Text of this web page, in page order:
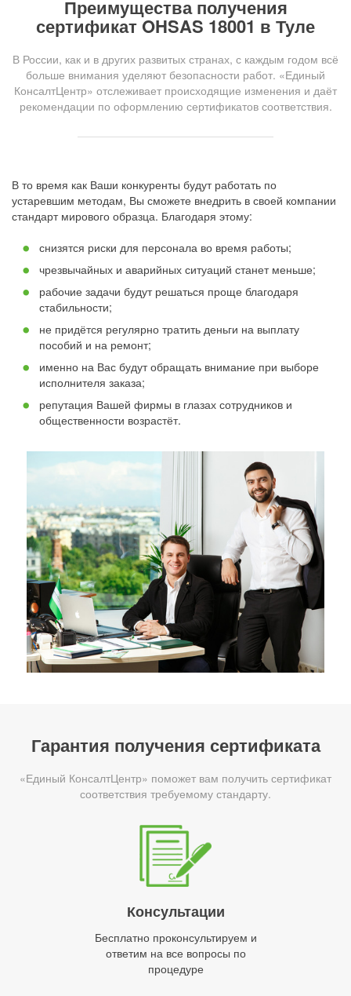
Преимущества получения
сертификат OHSAS 18001 в Туле
В России, как и в других развитых странах, с каждым годом всё
больше внимания уделяют безопасности работ. «Единый
КонсалтЦентр» отслеживает происходящие изменения и даёт
рекомендации по оформлению сертификатов соответствия.
В то время как Ваши конкуренты будут работать по
устаревшим методам, Вы сможете внедрить в своей компании
стандарт мирового образца. Благодаря этому:
снизятся риски для персонала во время работы;
чрезвычайных и аварийных ситуаций станет меньше;
рабочие задачи будут решаться проще благодаря
стабильности;
не придётся регулярно тратить деньги на выплату
пособий и на ремонт;
именно на Вас будут обращать внимание при выборе
исполнителя заказа;
репутация Вашей фирмы в глазах сотрудников и
общественности возрастёт.
Гарантия получения сертификата
«Единый КонсалтЦентр» поможет вам получить сертификат
соответствия требуемому стандарту.
Консультации
Бесплатно проконсультируем и
ответим на все вопросы по
процедуре